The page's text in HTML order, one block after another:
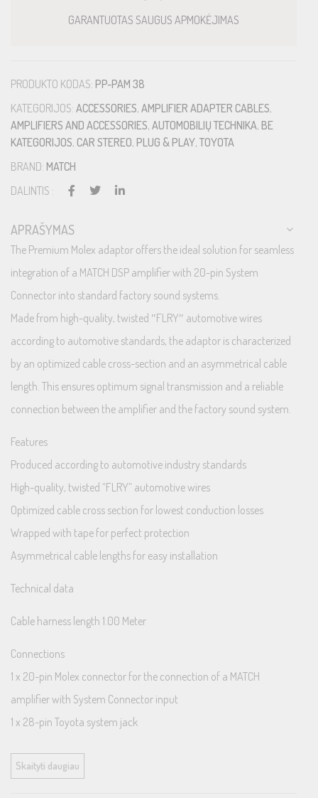
GARANTUOTAS SAUGUS APMOKĖJIMAS
PRODUKTO KODAS: PP-PAM 38
KATEGORIJOS: ACCESSORIES, AMPLIFIER ADAPTER CABLES,
AMPLIFIERS AND ACCESSORIES, AUTOMOBILIŲ TECHNIKA, BE
KATEGORIJOS, CAR STEREO, PLUG & PLAY, TOYOTA
BRAND: MATCH
DALINTIS :
APRAŠYMAS
The Premium Molex adaptor offers the ideal solution for seamless
integration of a MATCH DSP amplifier with 20-pin System
Connector into standard factory sound systems.
Made from high-quality, twisted ″FLRY″ automotive wires
according to automotive standards, the adaptor is characterized
by an optimized cable cross-section and an asymmetrical cable
length. This ensures optimum signal transmission and a reliable
connection between the amplifier and the factory sound system.
Features
Produced according to automotive industry standards
High-quality, twisted “FLRY” automotive wires
Optimized cable cross section for lowest conduction losses
Wrapped with tape for perfect protection
Asymmetrical cable lengths for easy installation
Technical data
Cable harness length 1.00 Meter
Connections
1 x 20-pin Molex connector for the connection of a MATCH
amplifier with System Connector input
1 x 28-pin Toyota system jack
1 x 28-pin Toyota system plug
Skaityti daugiau